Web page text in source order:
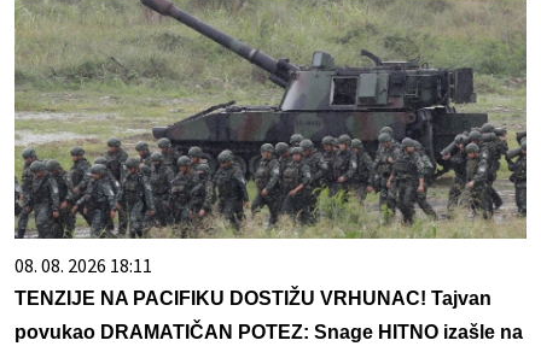
08. 08. 2026 18:11
TENZIJE NA PACIFIKU DOSTIŽU VRHUNAC! Tajvan
povukao DRAMATIČAN POTEZ: Snage HITNO izašle na